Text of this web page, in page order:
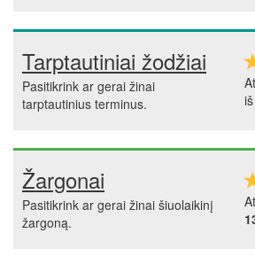
Tarptautiniai žodžiai
Pasitikrink ar gerai žinai
tarptautinius terminus.
iš
Žargonai
Pasitikrink ar gerai žinai šiuolaikinį
žargoną.